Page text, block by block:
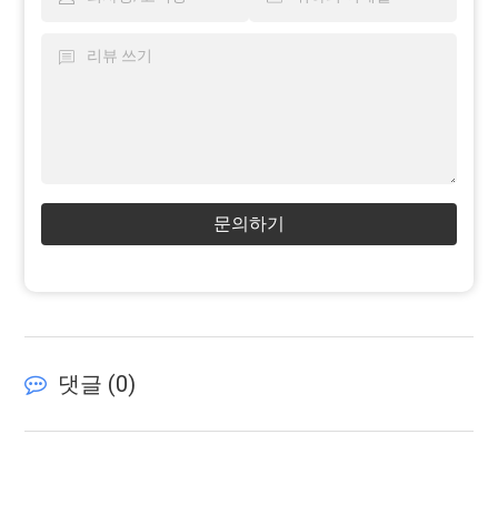
문의하기
댓글 (0)